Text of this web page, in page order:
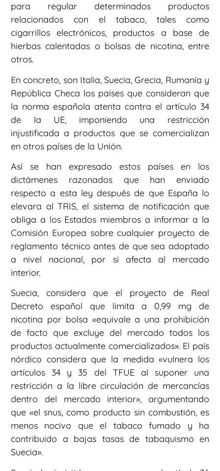
para regular determinados productos
relacionados con el tabaco, tales como
cigarrillos electrónicos, productos a base de
hierbas calentadas o bolsas de nicotina, entre
otros.
En concreto, son Italia, Suecia, Grecia, Rumanía y
República Checa los países que consideran que
la norma española atenta contra el artículo 34
de la UE, imponiendo una restricción
injustificada a productos que se comercializan
en otros países de la Unión.
Así se han expresado estos países en los
dictámenes razonados que han enviado
respecto a esta ley después de que España lo
elevara al TRIS, el sistema de notificación que
obliga a los Estados miembros a informar a la
Comisión Europea sobre cualquier proyecto de
reglamento técnico antes de que sea adoptado
a nivel nacional, por si afecta al mercado
interior.
Suecia, considera que el proyecto de Real
Decreto español que limita a 0,99 mg de
nicotina por bolsa «equivale a una prohibición
de facto que excluye del mercado todos los
productos actualmente comercializados». El país
nórdico considera que la medida «vulnera los
artículos 34 y 35 del TFUE al suponer una
restricción a la libre circulación de mercancías
dentro del mercado interior», argumentando
que «el snus, como producto sin combustión, es
menos nocivo que el tabaco fumado y ha
contribuido a bajas tasas de tabaquismo en
Suecia».